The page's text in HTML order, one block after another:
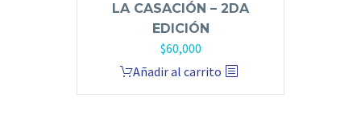
LA CASACIÓN – 2DA
EDICIÓN
$60,000
Añadir al carrito